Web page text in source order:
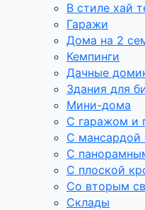
В стиле хай
Гаражи
Дома на 2
Кемпинги
Дачные
Здания для
Мини-дома
С гаражом и
С мансардой
С
С плоской
Со вторым
Склады